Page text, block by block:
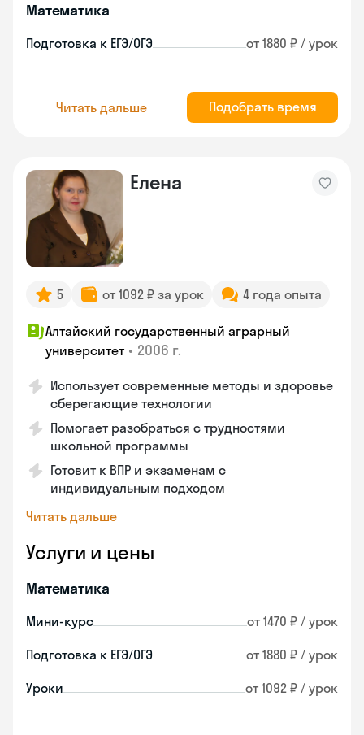
Математика
Подготовка к ЕГЭ/ОГЭ от 1880 ₽ / урок
Читать дальше Подобрать время
Елена
5 от 1092 ₽ за урок 4 года опыта
Алтайский государственный аграрный
университет • 2006 г.
Использует современные методы и здоровье
сберегающие технологии
Помогает разобраться с трудностями
школьной программы
Готовит к ВПР и экзаменам с
индивидуальным подходом
Читать дальше
Услуги и цены
Математика
Мини-курс от 1470 ₽ / урок
Подготовка к ЕГЭ/ОГЭ от 1880 ₽ / урок
Уроки от 1092 ₽ / урок